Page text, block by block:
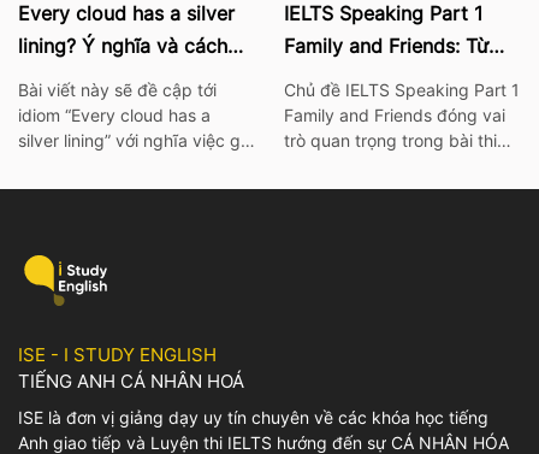
Every cloud has a silver
lining? Ý nghĩa và cách
dùng chính xác nhất
Bài viết này sẽ đề cập tới
idiom “Every cloud has a
silver lining” với nghĩa việc gì
có thể mà làm điều gì đó. Để
idiom này, mọi người có thể
tham khảo bài viết […]
IELTS Speaking Part 1
Family and Friends: Từ
vựng kèm bài mẫu chi tiết
Chủ đề IELTS Speaking Part 1
Family and Friends đóng vai
trò quan trọng trong bài thi
hiểu các từ vựng thông dụng
ISE - I STUDY ENGLISH
TIẾNG ANH CÁ NHÂN HOÁ
ISE là đơn vị giảng dạy uy tín chuyên về các khóa học tiếng
Anh giao tiếp và Luyện thi IELTS hướng đến sự CÁ NHÂN HÓA